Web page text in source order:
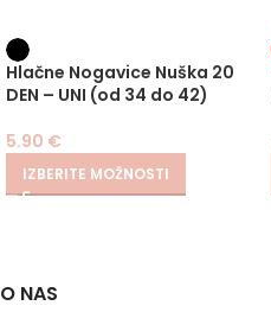
Hlačne Nogavice Nuška 20
DEN – UNI (od 34 do 42)
5.90 €
IZBERITE MOŽNOSTI
O NAS